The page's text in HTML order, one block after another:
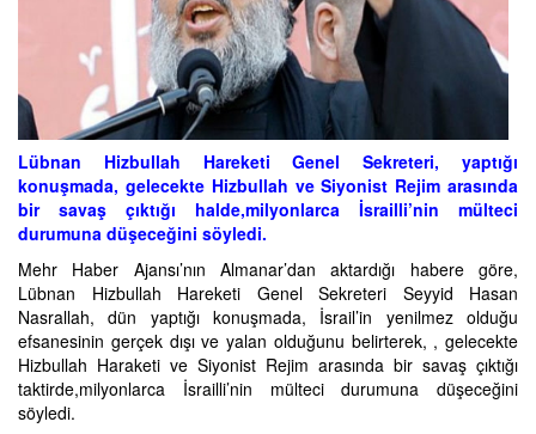
Lübnan Hizbullah Hareketi Genel Sekreteri, yaptığı
konuşmada, gelecekte Hizbullah ve Siyonist Rejim arasında
bir savaş çıktığı halde,milyonlarca İsrailli’nin mülteci
durumuna düşeceğini söyledi.
Mehr Haber Ajansı’nın Almanar’dan aktardığı habere göre,
Lübnan Hizbullah Hareketi Genel Sekreteri Seyyid Hasan
Nasrallah, dün yaptığı konuşmada, İsrail’in yenilmez olduğu
efsanesinin gerçek dışı ve yalan olduğunu belirterek, , gelecekte
Hizbullah Haraketi ve Siyonist Rejim arasında bir savaş çıktığı
taktirde,milyonlarca İsrailli’nin mülteci durumuna düşeceğini
söyledi.